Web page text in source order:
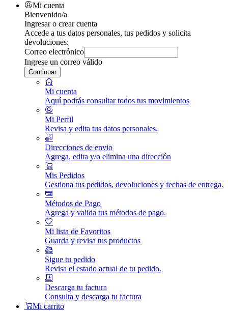
Mi cuenta
Bienvenido/a
Ingresar o crear cuenta
Accede a tus datos personales, tus pedidos y solicita
devoluciones:
Correo electrónico
Ingrese un correo válido
Continuar
Mi cuenta
Aquí podrás consultar todos tus movimientos
Mi Perfil
Revisa y edita tus datos personales.
Direcciones de envio
Agrega, edita y/o elimina una dirección
Mis Pedidos
Gestiona tus pedidos, devoluciones y fechas de entrega.
Métodos de Pago
Agrega y valida tus métodos de pago.
Mi lista de Favoritos
Guarda y revisa tus productos
Sigue tu pedido
Revisa el estado actual de tu pedido.
Descarga tu factura
Consulta y descarga tu factura
Mi carrito